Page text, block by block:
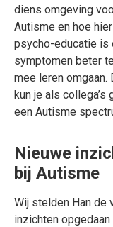
diens omgeving
Autisme en hoe
psycho-educatie is
symptomen beter
mee leren
kun je als
een Autisme
Nieuwe
bij Autisme
Wij stelden Han de
inzichten